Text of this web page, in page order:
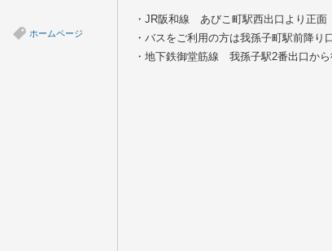
ホームページ
・JR阪和線 あびこ町駅西出口より正面
・バスをご利用の方は我孫子町駅前降り
・地下鉄御堂筋線 我孫子駅2番出口から